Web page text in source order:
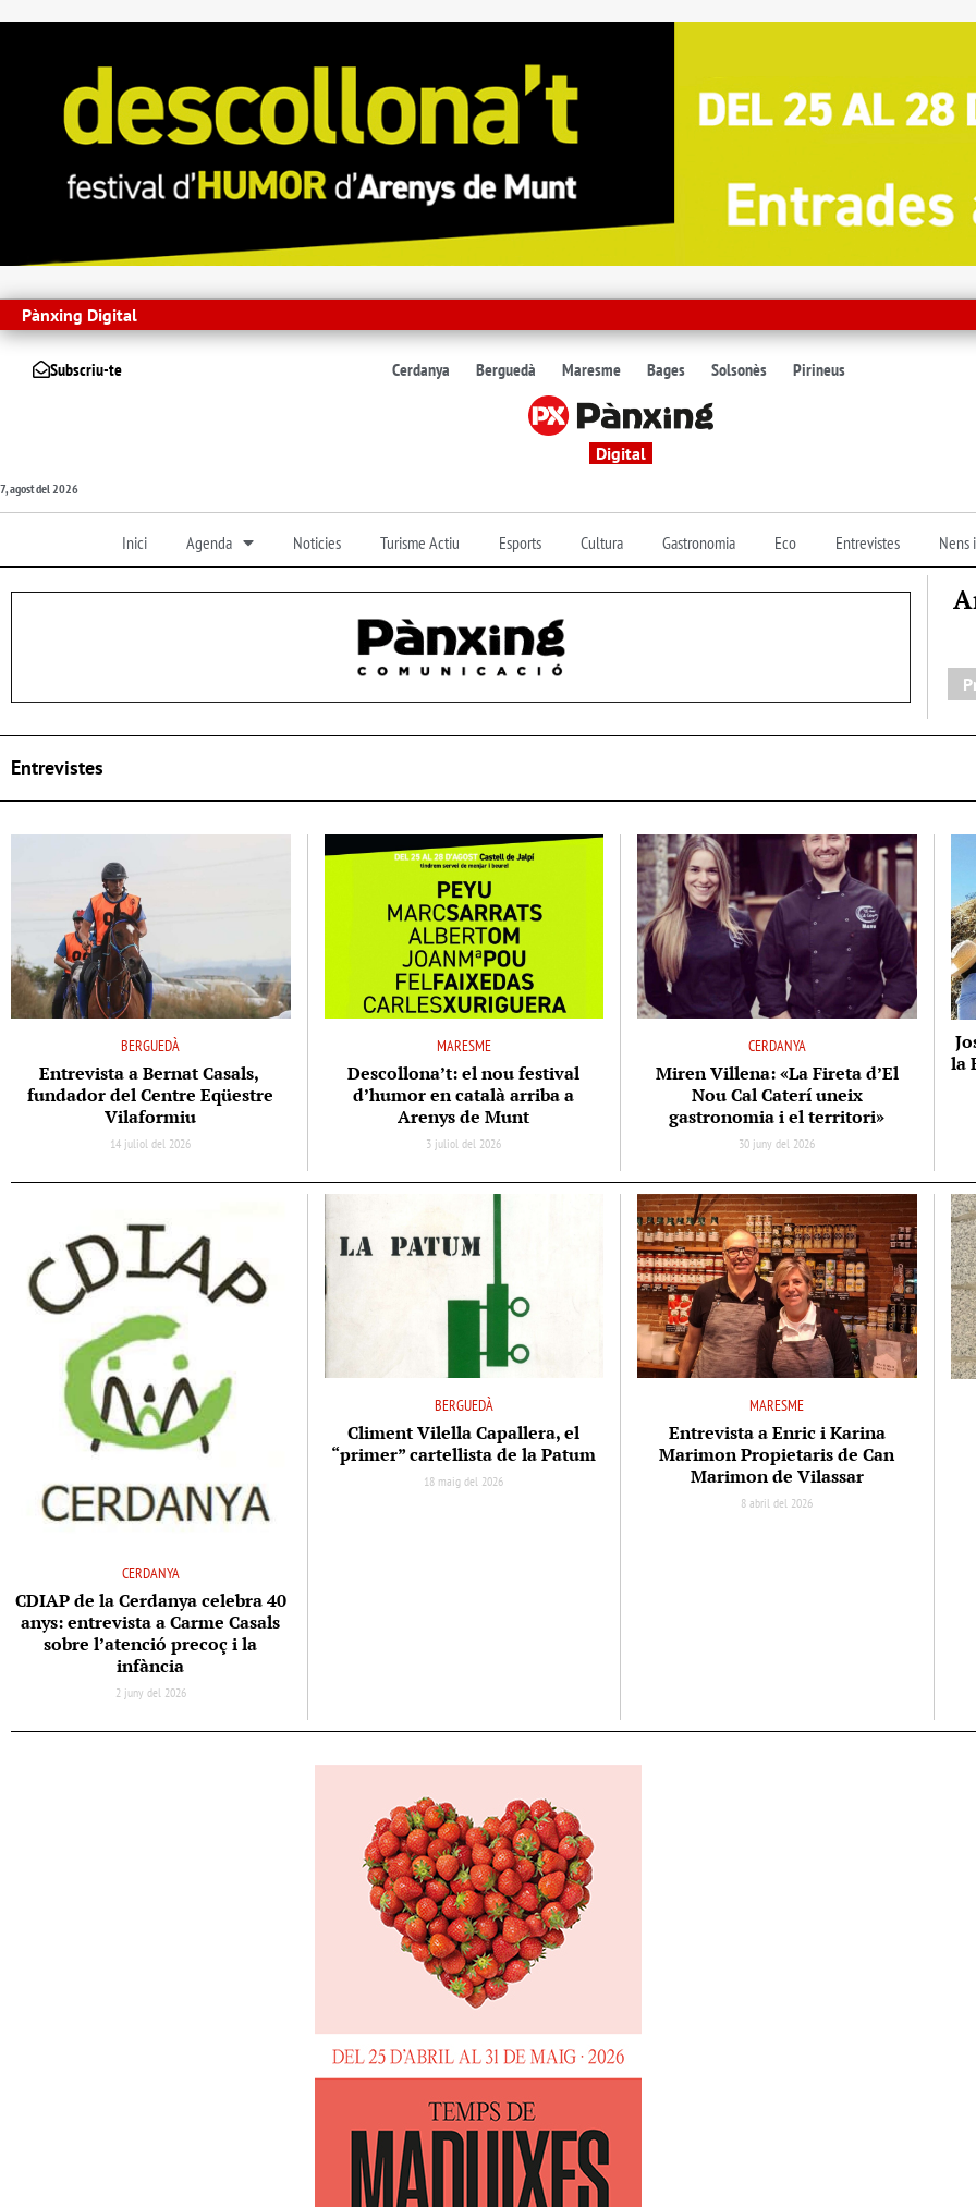
Pànxing Digital
Subscriu-te Cerdanya Berguedà Maresme Bages Solsonès Pirineus
Digital
7, agost del 2026
Inici Agenda Noticies Turisme Actiu Esports Cultura Gastronomia Eco Entrevistes Nens
Entrevistes
BERGUEDÀ
Entrevista a Bernat Casals,
fundador del Centre Eqüestre
Vilaformiu
14 juliol del 2026
MARESME
Descollona’t: el nou festival
d’humor en català arriba a
Arenys de Munt
3 juliol del 2026
CERDANYA
Miren Villena: «La Fireta d’El
Nou Cal Caterí uneix
gastronomia i el territori»
30 juny del 2026
la
CERDANYA
CDIAP de la Cerdanya celebra 40
anys: entrevista a Carme Casals
sobre l’atenció precoç i la
infància
2 juny del 2026
BERGUEDÀ
Climent Vilella Capallera, el
“primer” cartellista de la Patum
18 maig del 2026
MARESME
Entrevista a Enric i Karina
Marimon Propietaris de Can
Marimon de Vilassar
8 abril del 2026